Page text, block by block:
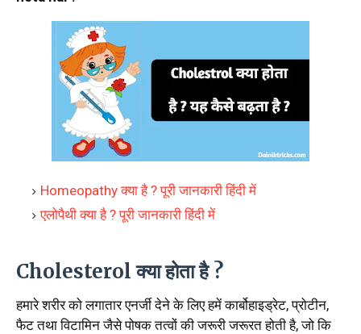
Homeopathy क्या है ? पूरी जानकारी हिंदी में
एलोपैथी क्या है ? पूरी जानकारी हिंदी में
Cholesterol क्या होता है ?
हमारे शरीर को लगातार एनर्जी देने के लिए हमें कार्बोहाइड्रेट, प्रोटीन,
फैट तथा विटामिन जैसे पोषक तत्वों की जरूरी जरूरत होती है, जो कि